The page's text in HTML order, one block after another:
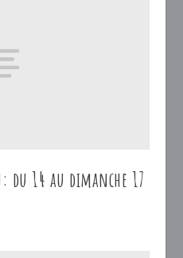
14 au dimanche 17